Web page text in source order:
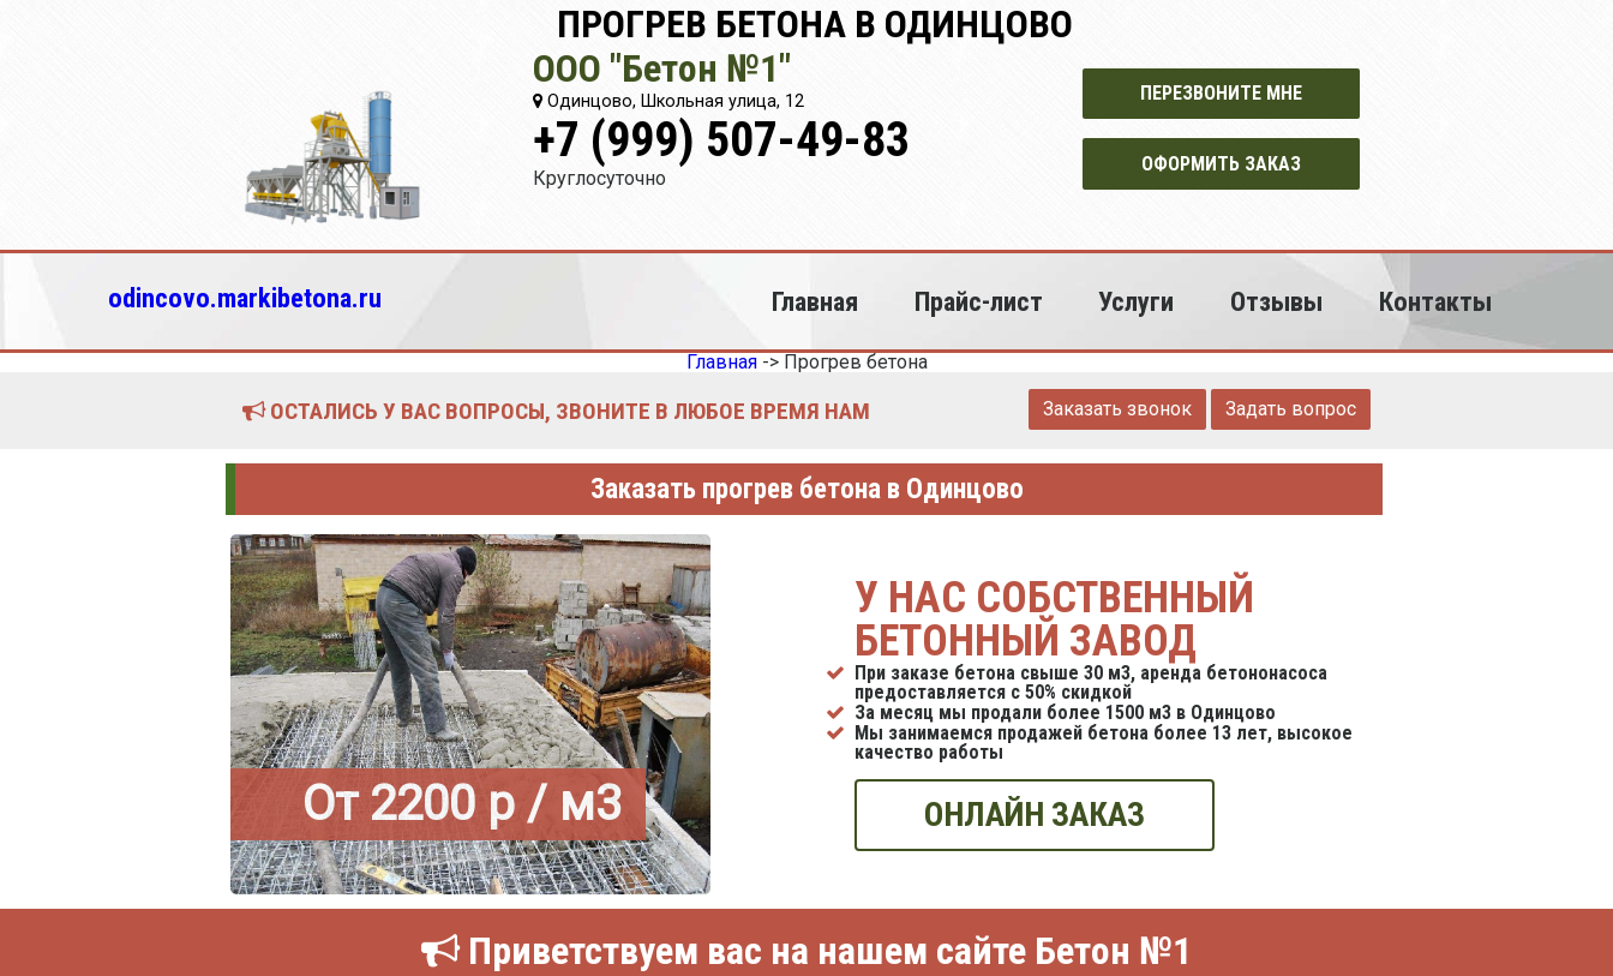
ПРОГРЕВ БЕТОНА В ОДИНЦОВО
ООО "Бетон №1"
Одинцово, Школьная улица, 12
+7 (999) 507-49-83
Круглосуточно
ПЕРЕЗВОНИТЕ МНЕ
ОФОРМИТЬ ЗАКАЗ
odincovo.markibetona.ru Главная Прайс-лист Услуги Отзывы Контакты
Главная-> Прогрев бетона
ОСТАЛИСЬ У ВАС ВОПРОСЫ, ЗВОНИТЕ В ЛЮБОЕ ВРЕМЯ НАМ Заказать звонок Задать вопрос
Заказать прогрев бетона в Одинцово
От 2200 р / м3
У НАС СОБСТВЕННЫЙ
БЕТОННЫЙ ЗАВОД
При заказе бетона свыше 30 м3, аренда бетононасоса
предоставляется с 50% скидкой
За месяц мы продали более 1500 м3 в Одинцово
Мы занимаемся продажей бетона более 13 лет, высокое
качество работы
ОНЛАЙН ЗАКАЗ
Приветствуем вас на нашем сайте Бетон №1